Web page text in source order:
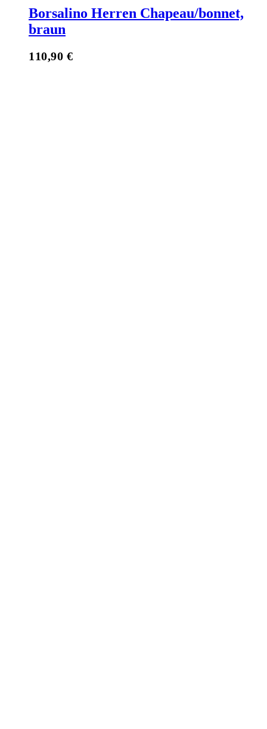
Borsalino Herren Chapeau/bonnet,
braun
110,90€